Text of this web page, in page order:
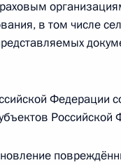
дороги,
страны
Саха (Якутия)
в том числе
Федерации
Российской